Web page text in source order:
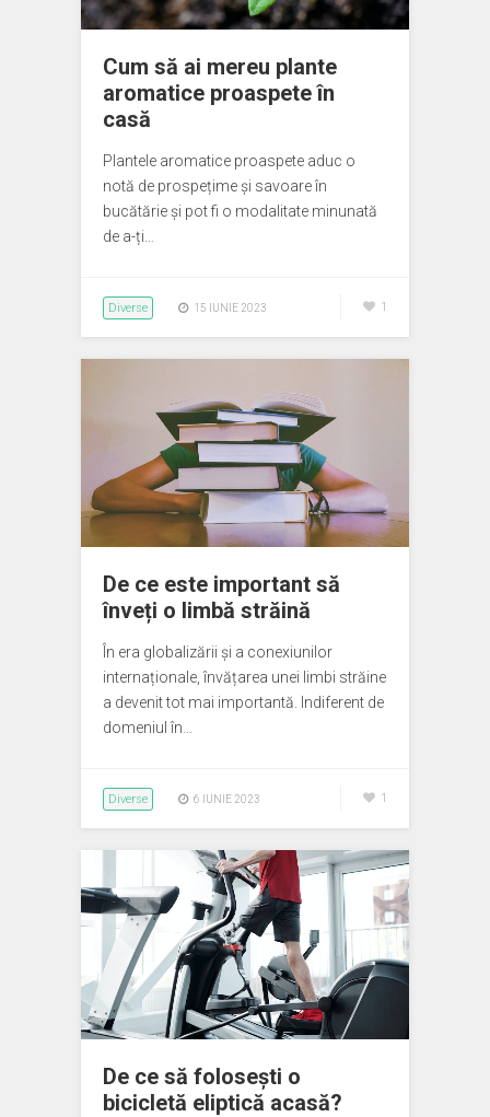
Cum să ai mereu plante
aromatice proaspete în
casă
Plantele aromatice proaspete aduc o
notă de prospețime și savoare în
bucătărie și pot fi o modalitate minunată
de a-ți…
Diverse 15 IUNIE 2023 1
De ce este important să
înveți o limbă străină
În era globalizării și a conexiunilor
internaționale, învățarea unei limbi străine
a devenit tot mai importantă. Indiferent de
domeniul în…
Diverse 6 IUNIE 2023 1
De ce să folosești o
bicicletă eliptică acasă?